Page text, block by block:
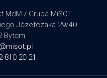
MdM / Grupa MiŚOT
Józefczaka 29/40
Bytom
810 20 21